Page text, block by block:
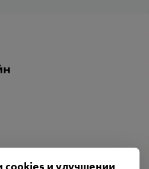
cookies и улучшении